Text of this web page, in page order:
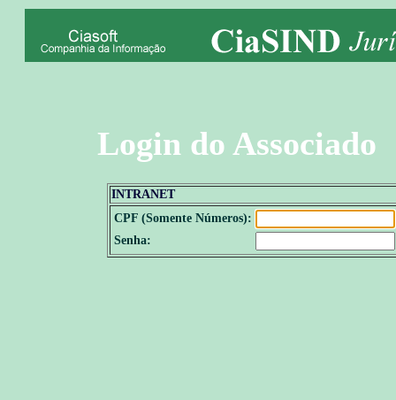
Login do Associado
INTRANET
CPF (Somente Números):
Senha: